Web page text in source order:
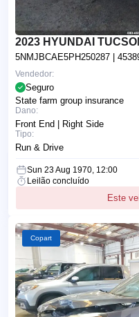
2023 HYUNDAI
5NMJBCAE5PH250287 |
Vendedor:
Seguro
State farm group insurance
Dano:
Front End | Right Side
Tipo:
Run & Drive
Sun 23 Aug 1970, 12:00
Leilão concluído
Este
Copart